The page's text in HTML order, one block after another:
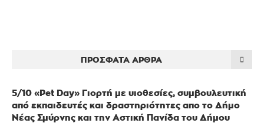
ΠΡΌΣΦΑΤΑ ΆΡΘΡΑ
5/10 «Pet Day» Γιορτή με υιοθεσίες, συμβουλευτική
από εκπαιδευτές και δραστηριότητες απο το Δήμο
Νέας Σμύρνης και την Αστική Πανίδα του Δήμου